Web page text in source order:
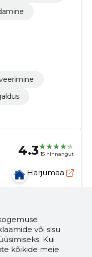
4.3 15 hinnangut
Harjumaa
€
või sisu
Kui
kõikide meie